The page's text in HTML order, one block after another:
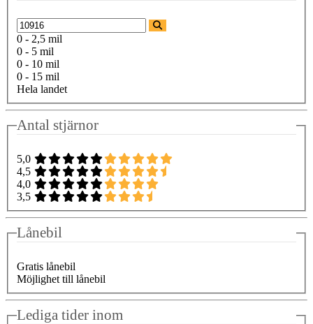
0 - 2,5 mil
0 - 5 mil
0 - 10 mil
0 - 15 mil
Hela landet
Antal stjärnor
5,0
4,5
4,0
3,5
Lånebil
Gratis lånebil
Möjlighet till lånebil
Lediga tider inom